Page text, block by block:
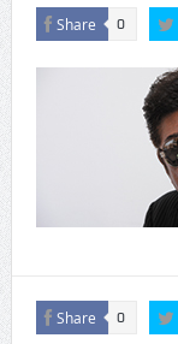
Share 0
Share 0